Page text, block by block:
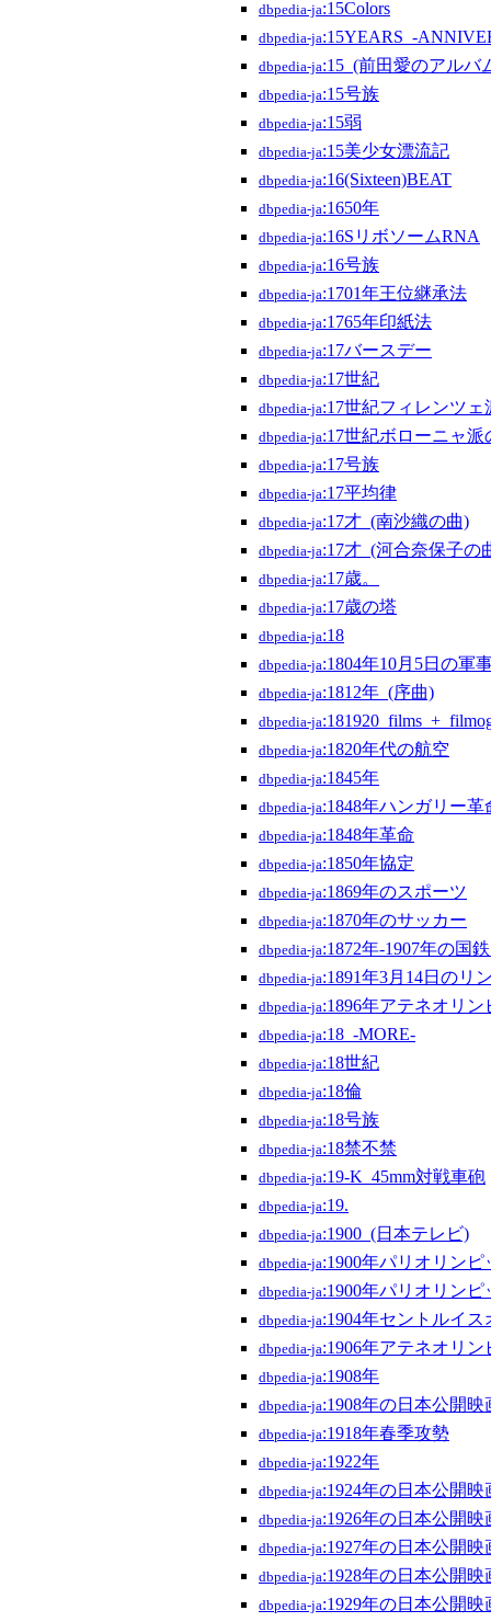
dbpedia-ja:15Colors
dbpedia-ja:15YEARS_-
dbpedia-ja:15_(前田愛のアルバ
dbpedia-ja:15号族
dbpedia-ja:15弱
dbpedia-ja:15美少女漂流記
dbpedia-ja:16(Sixteen)BEAT
dbpedia-ja:1650年
dbpedia-ja:16SリボソームRNA
dbpedia-ja:16号族
dbpedia-ja:1701年王位継承法
dbpedia-ja:1765年印紙法
dbpedia-ja:17バースデー
dbpedia-ja:17世紀
dbpedia-ja:17世紀フィレンツェ
dbpedia-ja:17世紀ボローニャ派
dbpedia-ja:17号族
dbpedia-ja:17平均律
dbpedia-ja:17才_(南沙織の曲)
dbpedia-ja:17才_(河合奈保子の
dbpedia-ja:17歳。
dbpedia-ja:17歳の塔
dbpedia-ja:18
dbpedia-ja:1804年10月5日の軍
dbpedia-ja:1812年_(序曲)
dbpedia-ja
dbpedia-ja:1820年代の航空
dbpedia-ja:1845年
dbpedia-ja:1848年ハンガリー
dbpedia-ja:1848年革命
dbpedia-ja:1850年協定
dbpedia-ja:1869年のスポーツ
dbpedia-ja:1870年のサッカー
dbpedia-ja:1872年-1907年の国
dbpedia-ja:1891年3月14日のリ
dbpedia-ja:1896年アテネオリン
dbpedia-ja:18_-MORE-
dbpedia-ja:18世紀
dbpedia-ja:18倫
dbpedia-ja:18号族
dbpedia-ja:18禁不禁
dbpedia-ja:19-K_45mm対戦車砲
dbpedia-ja:19.
dbpedia-ja:1900_(日本テレビ)
dbpedia-ja:1900年パリオリン
dbpedia-ja:1900年パリオリン
dbpedia-ja:1904年セントルイ
dbpedia-ja:1906年アテネオリン
dbpedia-ja:1908年
dbpedia-ja:1908年の日本公開映
dbpedia-ja:1918年春季攻勢
dbpedia-ja:1922年
dbpedia-ja:1924年の日本公開映
dbpedia-ja:1926年の日本公開映
dbpedia-ja:1927年の日本公開映
dbpedia-ja:1928年の日本公開映
dbpedia-ja:1929年の日本公開映